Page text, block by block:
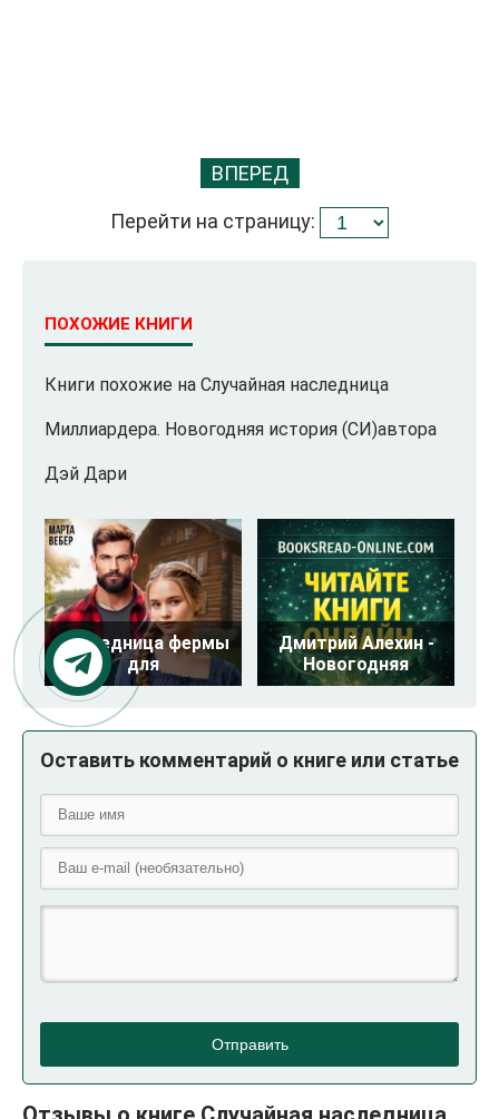
ВПЕРЕД
Перейти на страницу:
ПОХОЖИЕ КНИГИ
Книги похожие на Случайная наследница
Миллиардера. Новогодняя история (СИ)автора
Дэй Дари
Наследница фермы
для
Дмитрий Алехин -
Новогодняя
Оставить комментарий о книге или статье
Отправить